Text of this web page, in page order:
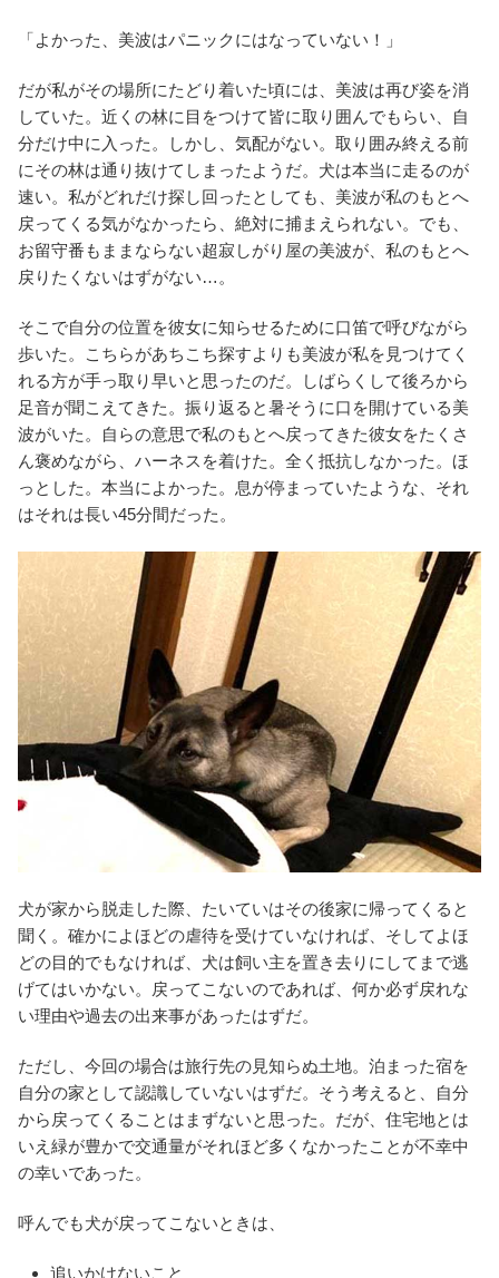
「よかった、美波はパニックにはなっていない！」
だが私がその場所にたどり着いた頃には、美波は再び姿を消
していた。近くの林に目をつけて皆に取り囲んでもらい、自
分だけ中に入った。しかし、気配がない。取り囲み終える前
にその林は通り抜けてしまったようだ。犬は本当に走るのが
速い。私がどれだけ探し回ったとしても、美波が私のもとへ
戻ってくる気がなかったら、絶対に捕まえられない。でも、
お留守番もままならない超寂しがり屋の美波が、私のもとへ
戻りたくないはずがない…。
そこで自分の位置を彼女に知らせるために口笛で呼びながら
歩いた。こちらがあちこち探すよりも美波が私を見つけてく
れる方が手っ取り早いと思ったのだ。しばらくして後ろから
足音が聞こえてきた。振り返ると暑そうに口を開けている美
波がいた。自らの意思で私のもとへ戻ってきた彼女をたくさ
ん褒めながら、ハーネスを着けた。全く抵抗しなかった。ほ
っとした。本当によかった。息が停まっていたような、それ
はそれは長い45分間だった。
犬が家から脱走した際、たいていはその後家に帰ってくると
聞く。確かによほどの虐待を受けていなければ、そしてよほ
どの目的でもなければ、犬は飼い主を置き去りにしてまで逃
げてはいかない。戻ってこないのであれば、何か必ず戻れな
い理由や過去の出来事があったはずだ。
ただし、今回の場合は旅行先の見知らぬ土地。泊まった宿を
自分の家として認識していないはずだ。そう考えると、自分
から戻ってくることはまずないと思った。だが、住宅地とは
いえ緑が豊かで交通量がそれほど多くなかったことが不幸中
の幸いであった。
呼んでも犬が戻ってこないときは、
追いかけないこと